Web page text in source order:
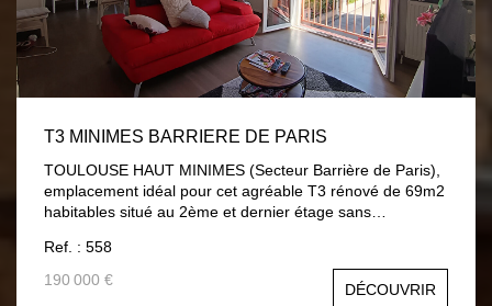
T3 MINIMES BARRIERE DE PARIS
TOULOUSE HAUT MINIMES (Secteur Barrière de Paris),
emplacement idéal pour cet agréable T3 rénové de 69m2
habitables situé au 2ème et dernier étage sans
d'impasse et au calme, à proximité immédiate de toutes
les commodités (Métro, bus, commerces...). Appartement
traversant se composant d'un spacieux séjour, d'une
Ref. : 558
190 000 €
DÉCOUVRIR